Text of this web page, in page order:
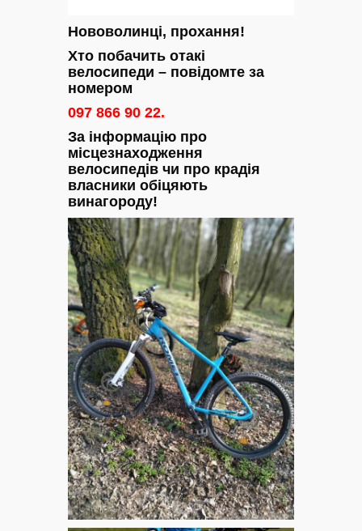
Нововолинці, прохання!
Хто побачить отакі
велосипеди – повідомте за
номером
097 866 90 22.
За інформацію про
місцезнаходження
велосипедів чи про крадія
власники обіцяють
винагороду!